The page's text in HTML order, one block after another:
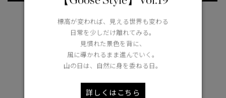
火山探検の準備を整えるクリストファー・ホースリー
Expedition #2：Wild Skies
アスリート：Théo de Blic（テオ・ドゥ・ブリック）
アクティビティ：パラグライディング
舞台：スイス・インターラーケン
標高が変われば、見える世界も変わる
日常を少しだけ離れてみる。
見慣れた景色を背に、
風に導かれるまま進んでいく。
山の日は、自然に身を委ねる日。
詳しくはこちら